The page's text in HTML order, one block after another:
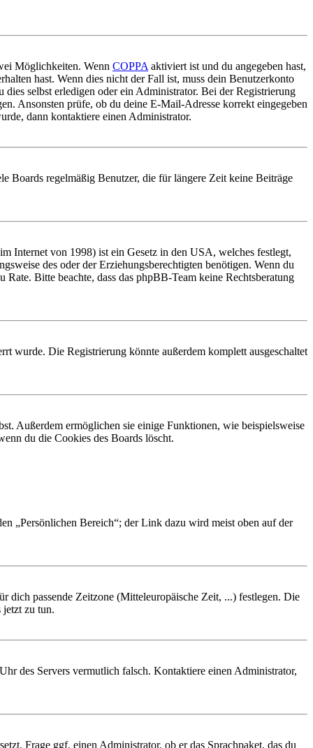
Möglichkeiten. Wenn COPPA aktiviert ist und du angegeben hast,
hast. Wenn dies nicht der Fall ist, muss dein Benutzerkonto
selbst erledigen oder ein Administrator. Bei der Registrierung
Ansonsten prüfe, ob du deine E-Mail-Adresse korrekt eingegeben
dann kontaktiere einen Administrator.
Boards regelmäßig Benutzer, die für längere Zeit keine Beiträge
Internet von 1998) ist ein Gesetz in den USA, welches festlegt,
des oder der Erziehungsberechtigten benötigen. Wenn du
Bitte beachte, dass das phpBB-Team keine Rechtsberatung
wurde. Die Registrierung könnte außerdem komplett ausgeschaltet
Außerdem ermöglichen sie einige Funktionen, wie beispielsweise
du die Cookies des Boards löscht.
„Persönlichen Bereich“; der Link dazu wird meist oben auf der
dich passende Zeitzone (Mitteleuropäische Zeit, ...) festlegen. Die
jetzt zu tun.
des Servers vermutlich falsch. Kontaktiere einen Administrator,
Frage ggf. einen Administrator, ob er das Sprachpaket, das du